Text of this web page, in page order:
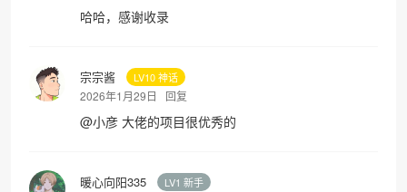
哈哈，感谢收录
宗宗酱 LV10 神话
2026年1月29日 回复
@小彦 大佬的项目很优秀的
暖心向阳335 LV1 新手